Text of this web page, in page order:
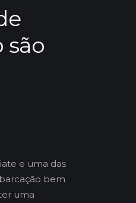
são
e uma das
bem
uma